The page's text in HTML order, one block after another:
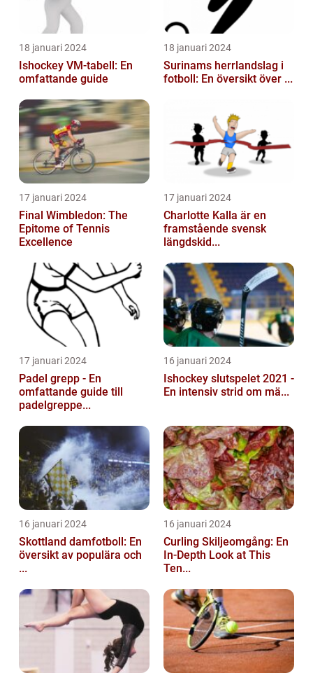
18 januari 2024
Ishockey VM-tabell: En
omfattande guide
18 januari 2024
Surinams herrlandslag i
fotboll: En översikt över ...
17 januari 2024
Final Wimbledon: The
Epitome of Tennis
Excellence
17 januari 2024
Charlotte Kalla är en
framstående svensk
längdskid...
17 januari 2024
Padel grepp - En
omfattande guide till
padelgreppe...
16 januari 2024
Ishockey slutspelet 2021 -
En intensiv strid om mä...
16 januari 2024
Skottland damfotboll: En
översikt av populära och
...
16 januari 2024
Curling Skiljeomgång: En
In-Depth Look at This
Ten...